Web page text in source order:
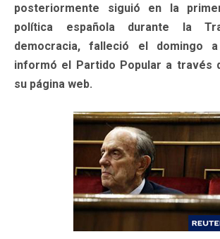
posteriormente siguió en la
política española durante la
democracia, falleció el domingo
informó el Partido Popular a través
su página web.